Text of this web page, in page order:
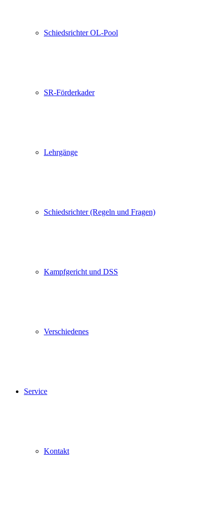
Schiedsrichter OL-Pool
SR-Förderkader
Lehrgänge
Schiedsrichter (Regeln und Fragen)
Kampfgericht und DSS
Verschiedenes
Service
Kontakt